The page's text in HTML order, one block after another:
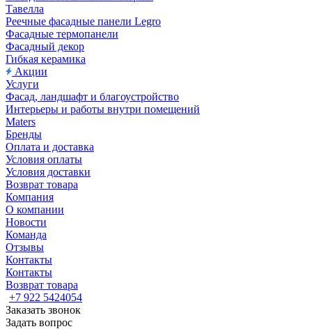
Тавелла
Реечные фасадные панели Legro
Фасадные термопанели
Фасадный декор
Гибкая керамика
Акции
Услуги
Фасад, ландшафт и благоустройство
Интерьеры и работы внутри помещений
Maters
Бренды
Оплата и доставка
Условия оплаты
Условия доставки
Возврат товара
Компания
О компании
Новости
Команда
Отзывы
Контакты
Контакты
Возврат товара
+7 922 5424054
Заказать звонок
Задать вопрос